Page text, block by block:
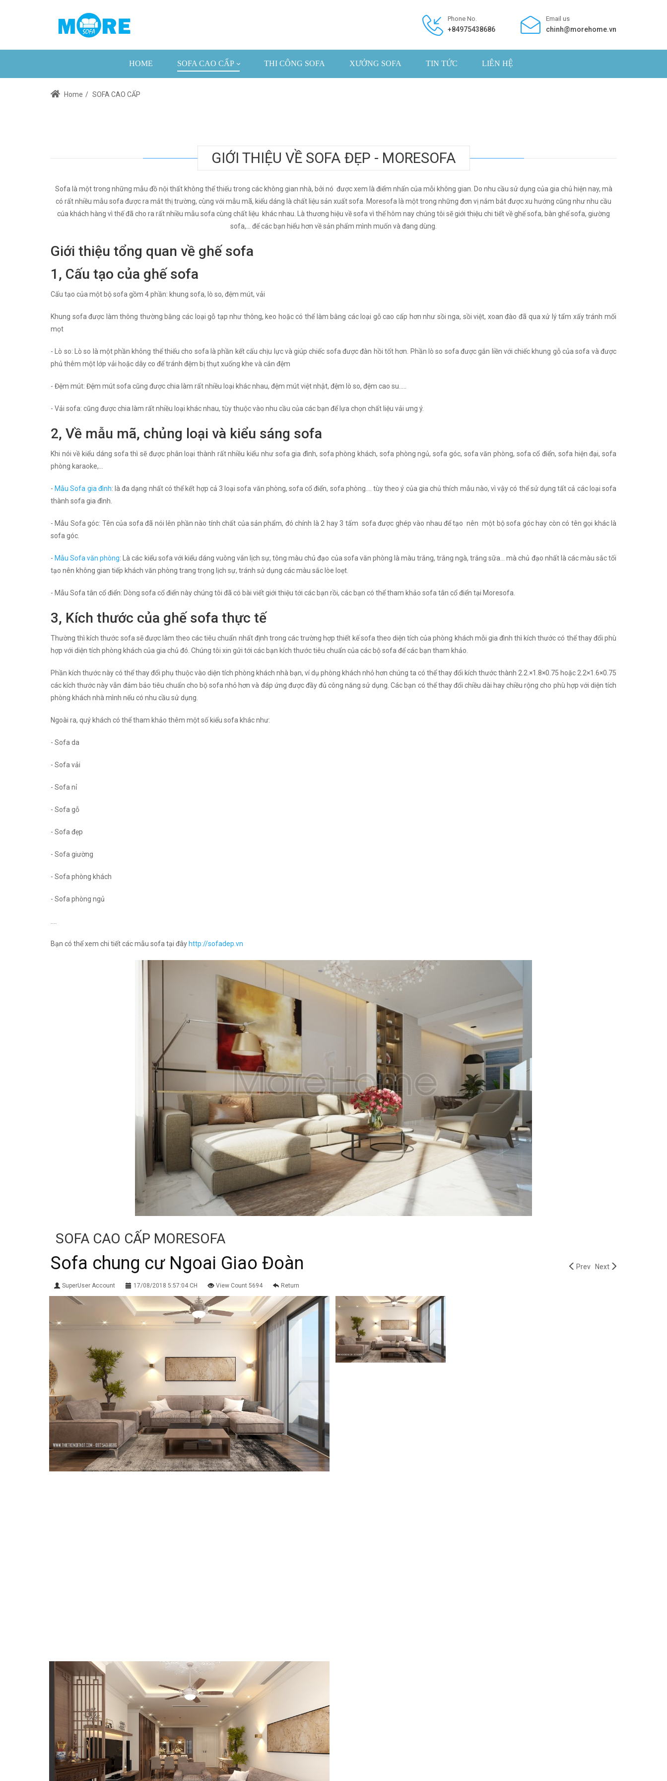
Phone No.
+84975438686
Email us
chinh@morehome.vn
HOME SOFA CAO CẤP THI CÔNG SOFA XƯỞNG SOFA TIN TỨC LIÊN HỆ
Home / SOFA CAO CẤP
GIỚI THIỆU VỀ SOFA ĐẸP - MORESOFA
Sofa là một trong những mẫu đồ nội thất không thể thiếu trong các không gian nhà, bởi nó được xem là điểm nhấn của mỗi không gian. Do nhu cầu sử dụng của gia chủ hiện nay, mà
có rất nhiều mẫu sofa được ra mắt thị trường, cùng với mẫu mã, kiểu dáng là chất liệu sản xuất sofa. Moresofa là một trong những đơn vị nắm bắt được xu hướng cũng như nhu cầu
cúa khách hàng vì thế đã cho ra rất nhiều mẫu sofa cùng chất liệu khác nhau. Là thương hiệu về sofa vì thế hôm nay chúng tôi sẽ giới thiệu chi tiết về ghế sofa, bàn ghế sofa, giường
sofa,... để các bạn hiểu hơn về sản phẩm mình muốn và đang dùng.
Giới thiệu tổng quan về ghế sofa
1, Cấu tạo của ghế sofa
Cấu tạo của một bộ sofa gồm 4 phần: khung sofa, lò so, đệm mút, vải
Khung sofa được làm thông thường bằng các loại gỗ tạp như thông, keo hoặc có thể làm bằng các loại gỗ cao cấp hơn như sồi nga, sồi việt, xoan đào đã qua xử lý tẩm xấy tránh mối
mọt
- Lò so: Lò so là một phần không thể thiếu cho sofa là phần kết cấu chịu lực và giúp chiếc sofa được đàn hồi tốt hơn. Phần lò so sofa được gắn liền với chiếc khung gỗ của sofa và được
phủ thêm một lớp vải hoặc dây co để tránh đệm bị thụt xuống khe và cắn đệm
- Đệm mút: Đệm mút sofa cũng được chia làm rất nhiều loại khác nhau, đệm mút việt nhật, đệm lò so, đệm cao su…..
- Vải sofa: cũng được chia làm rất nhiều loại khác nhau, tùy thuộc vào nhu cầu của các bạn để lựa chọn chất liệu vải ưng ý.
2, Về mẫu mã, chủng loại và kiểu sáng sofa
Khi nói về kiểu dáng sofa thì sẽ được phân loại thành rất nhiều kiểu như sofa gia đình, sofa phòng khách, sofa phòng ngủ, sofa góc, sofa văn phòng, sofa cổ điển, sofa hiện đại, sofa
phòng karaoke,...
- Mẫu Sofa gia đình: là đa dạng nhất có thể kết hợp cả 3 loại sofa văn phòng, sofa cổ điển, sofa phòng…. tùy theo ý của gia chủ thích mẫu nào, vì vậy có thể sử dụng tất cả các loại sofa
thành sofa gia đình.
- Mẫu Sofa góc: Tên của sofa đã nói lên phần nào tính chất của sản phẩm, đó chính là 2 hay 3 tấm sofa được ghép vào nhau để tạo nên một bộ sofa góc hay còn có tên gọi khác là
sofa góc.
- Mẫu Sofa văn phòng: Là các kiểu sofa với kiểu dáng vuông vắn lịch sự, tông màu chủ đạo của sofa văn phòng là màu trắng, trắng ngà, trắng sữa… mà chủ đạo nhất là các màu sắc tối
tạo nên không gian tiếp khách văn phòng trang trọng lịch sự, tránh sử dụng các màu sắc lòe loẹt.
- Mẫu Sofa tân cổ điển: Dòng sofa cổ điển này chúng tôi đã có bài viết giới thiệu tới các bạn rồi, các bạn có thể tham khảo sofa tân cổ điển tại Moresofa.
3, Kích thước của ghế sofa thực tế
Thường thì kích thước sofa sẽ được làm theo các tiêu chuẩn nhất định trong các trường hợp thiết kế sofa theo diện tích của phòng khách mỗi gia đình thì kích thước có thể thay đổi phù
hợp với diện tích phòng khách của gia chủ đó. Chúng tôi xin gửi tới các bạn kích thước tiêu chuẩn của các bộ sofa để các bạn tham khảo.
Phần kích thước này có thể thay đổi phụ thuộc vào diện tích phòng khách nhà bạn, ví dụ phòng khách nhỏ hơn chúng ta có thể thay đổi kích thước thành 2.2.×1.8×0.75 hoặc 2.2×1.6×0.75
các kích thước này vẫn đảm bảo tiêu chuẩn cho bộ sofa nhỏ hơn và đáp ứng được đầy đủ công năng sử dụng. Các bạn có thể thay đổi chiều dài hay chiều rộng cho phù hợp với diện tích
phòng khách nhà mình nếu có nhu cầu sử dụng.
Ngoài ra, quý khách có thể tham khảo thêm một số kiểu sofa khác như:
- Sofa da
- Sofa vải
- Sofa nỉ
- Sofa gỗ
- Sofa đẹp
- Sofa giường
- Sofa phòng khách
- Sofa phòng ngủ
Bạn có thể xem chi tiết các mẫu sofa tại đây http://sofadep.vn
SOFA CAO CẤP MORESOFA
Prev Next
Sofa chung cư Ngoai Giao Đoàn
SuperUser Account 17/08/2018 5:57:04 CH View Count 5694 Return